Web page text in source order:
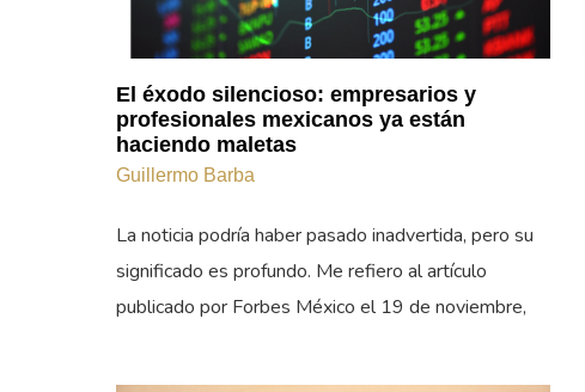
El éxodo silencioso: empresarios y
profesionales mexicanos ya están
haciendo maletas
Guillermo Barba
La noticia podría haber pasado inadvertida, pero su
significado es profundo. Me refiero al artículo
publicado por Forbes México el 19 de noviembre,